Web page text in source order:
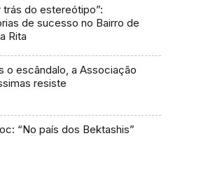
trás do estereótipo”:
de sucesso no Bairro de
Rita
o escândalo, a Associação
resiste
“No país dos Bektashis”